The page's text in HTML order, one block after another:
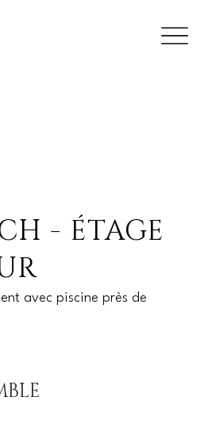
- ÉTAGE
avec piscine près de